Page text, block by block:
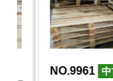
NO.9914 中古